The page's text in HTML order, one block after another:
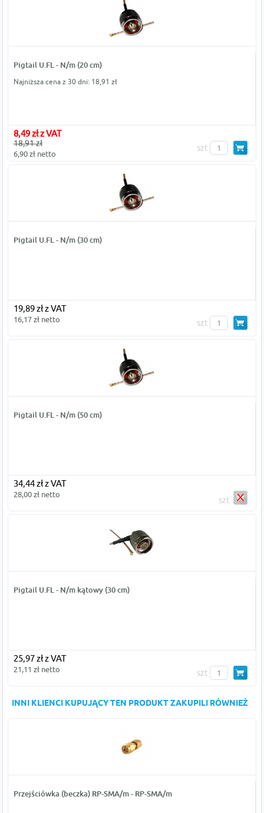
Pigtail U.FL - N/m (20 cm)
Najniższa cena z 30 dni: 18,91 zł
8,49 zł z VAT
18,91 zł
6,90 zł netto
szt
Pigtail U.FL - N/m (30 cm)
19,89 zł z VAT
16,17 zł netto szt
Pigtail U.FL - N/m (50 cm)
34,44 zł z VAT
28,00 zł netto
szt
Pigtail U.FL - N/m kątowy (30 cm)
25,97 zł z VAT
21,11 zł netto szt
INNI KLIENCI KUPUJĄCY TEN PRODUKT ZAKUPILI RÓWNIEŻ
Przejściówka (beczka) RP-SMA/m - RP-SMA/m